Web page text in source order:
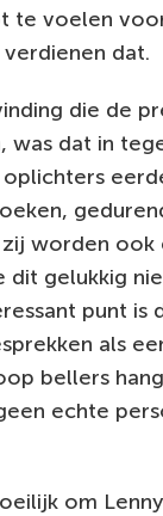
te voelen
dat.
die de
was dat in
zij worden
dit gelukkig
punt is
als
bellers
echte
om